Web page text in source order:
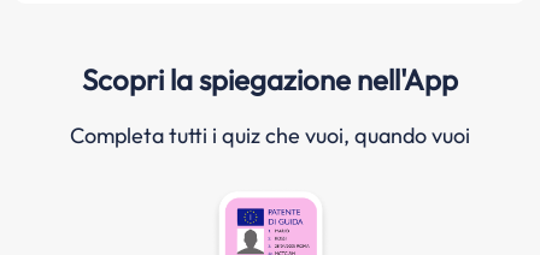
Scopri la spiegazione nell'App
Completa tutti i quiz che vuoi, quando vuoi